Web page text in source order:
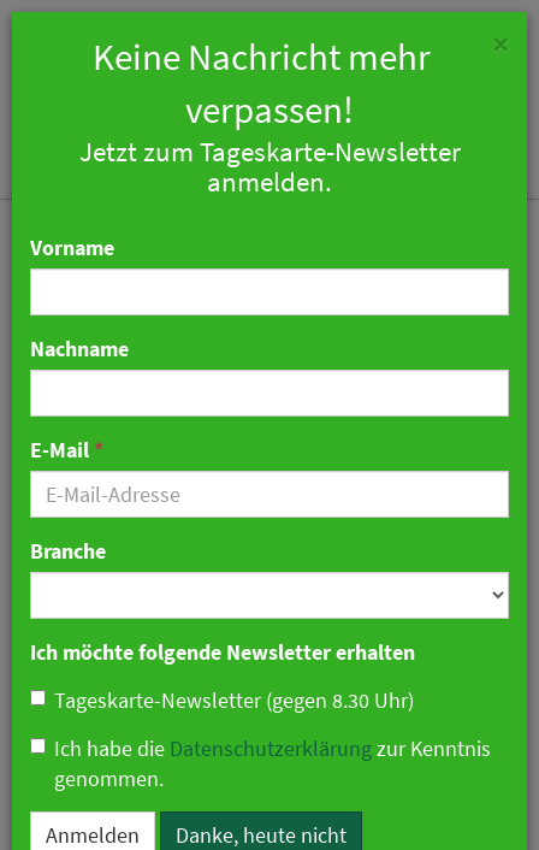
Oetker Collection
präsentiert erstes
italienisches Masterpiece
Hotel
24. Februar 2021 09:38 Uhr| Hotellerie
×
Keine Nachricht mehr
verpassen!
Jetzt zum Tageskarte-Newsletter
anmelden.
Vorname
Nachname
E-Mail *
Branche
Ich möchte folgende Newsletter erhalten
Tageskarte-Newsletter (gegen 8.30 Uhr)
Ich habe die Datenschutzerklärungzur Kenntnis
genommen.
Anmelden Danke, heute nicht